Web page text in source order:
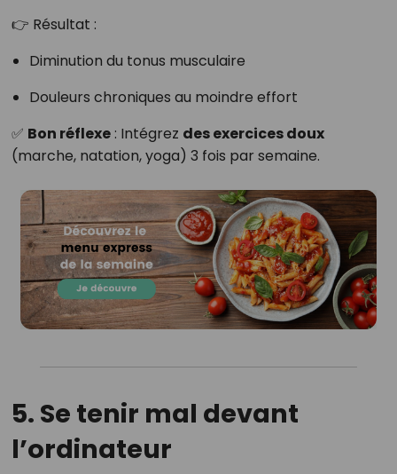
👉 Résultat :
Diminution du tonus musculaire
Douleurs chroniques au moindre effort
✅ Bon réflexe: Intégrez des exercices doux
(marche, natation, yoga) 3 fois par semaine.
5. Se tenir mal devant
l’ordinateur